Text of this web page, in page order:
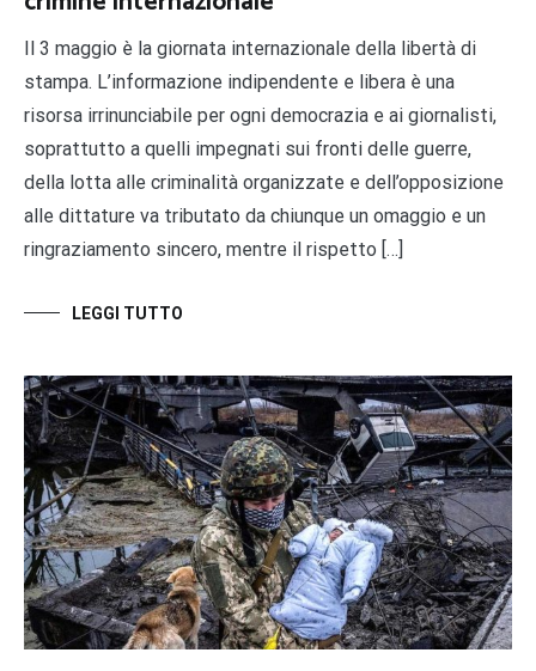
Il 3 maggio è la giornata internazionale della libertà di
stampa. L’informazione indipendente e libera è una
risorsa irrinunciabile per ogni democrazia e ai giornalisti,
soprattutto a quelli impegnati sui fronti delle guerre,
della lotta alle criminalità organizzate e dell’opposizione
alle dittature va tributato da chiunque un omaggio e un
ringraziamento sincero, mentre il rispetto […]
LEGGI TUTTO